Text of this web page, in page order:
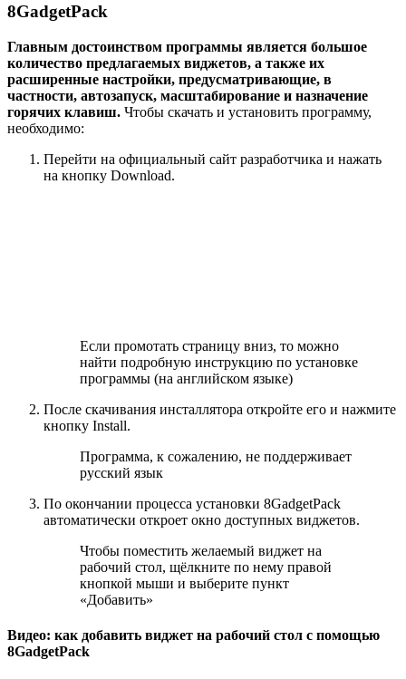
8GadgetPack
Главным достоинством программы является большое
количество предлагаемых виджетов, а также их
расширенные настройки, предусматривающие, в
частности, автозапуск, масштабирование и назначение
горячих клавиш. Чтобы скачать и установить программу,
необходимо:
Перейти на официальный сайт разработчика и нажать
на кнопку Download.
Если промотать страницу вниз, то можно
найти подробную инструкцию по установке
программы (на английском языке)
После скачивания инсталлятора откройте его и нажмите
кнопку Install.
Программа, к сожалению, не поддерживает
русский язык
По окончании процесса установки 8GadgetPack
автоматически откроет окно доступных виджетов.
Чтобы поместить желаемый виджет на
рабочий стол, щёлкните по нему правой
кнопкой мыши и выберите пункт
«Добавить»
Видео: как добавить виджет на рабочий стол с помощью
8GadgetPack